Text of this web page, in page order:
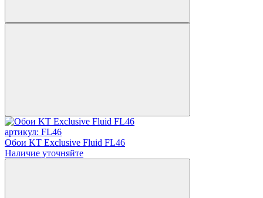
артикул: FL46
Обои KT Exclusive Fluid FL46
Наличие уточняйте